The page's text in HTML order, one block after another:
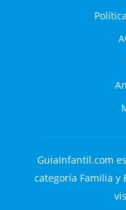
GuiaInfantil.com
categoría Familia y